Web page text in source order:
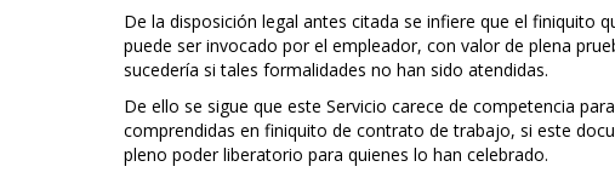
De la disposición legal antes citada se infiere que el finiquito
puede ser invocado por el empleador, con valor de plena
sucedería si tales formalidades no han sido atendidas.
De ello se sigue que este Servicio carece de competencia
comprendidas en finiquito de contrato de trabajo, si este
pleno poder liberatorio para quienes lo han celebrado.